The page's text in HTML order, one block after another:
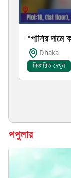
"পানির দামে
Dhaka
বিস্তারিত দেখুন
পপুলার